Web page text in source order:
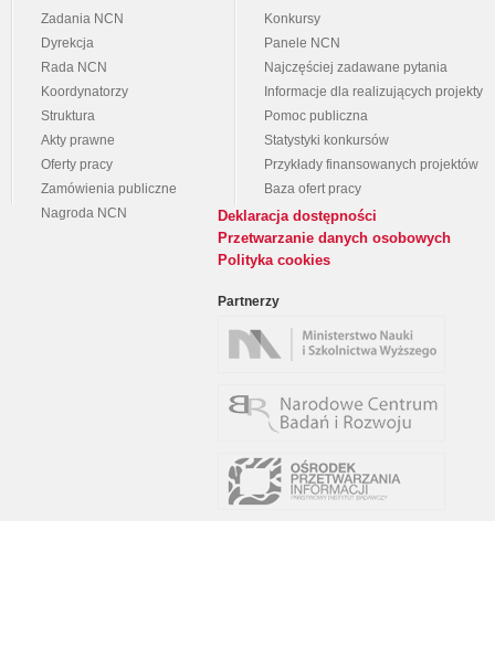
Zadania NCN
Dyrekcja
Rada NCN
Koordynatorzy
Struktura
Akty prawne
Oferty pracy
Zamówienia publiczne
Nagroda NCN
Konkursy
Panele NCN
Najczęściej zadawane pytania
Informacje dla realizujących projekty
Pomoc publiczna
Statystyki konkursów
Przykłady finansowanych projektów
Baza ofert pracy
Deklaracja dostępności
Przetwarzanie danych osobowych
Polityka cookies
Partnerzy